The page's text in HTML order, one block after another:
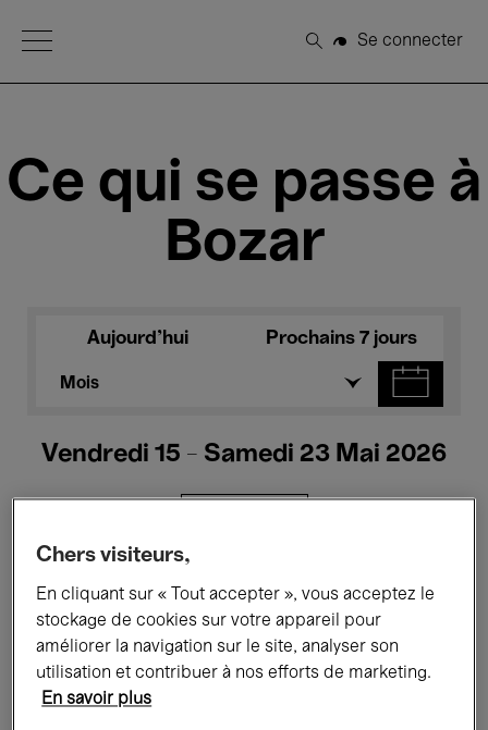
Open Menu
Rechercher
Se connecter
Ce qui se passe à
Bozar
Aujourd'hui Prochains 7 jours
Mois
Vendredi 15 - Samedi 23 Mai 2026
Tous les événements Concerts
Expositions Performances
Rencontres & Débats
Chers visiteurs,
En cliquant sur « Tout accepter », vous acceptez le
stockage de cookies sur votre appareil pour
améliorer la navigation sur le site, analyser son
utilisation et contribuer à nos efforts de marketing.
En savoir plus